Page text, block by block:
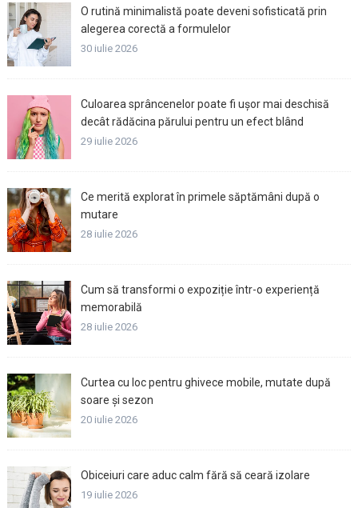
O rutină minimalistă poate deveni sofisticată prin
alegerea corectă a formulelor
30 iulie 2026
Culoarea sprâncenelor poate fi ușor mai deschisă
decât rădăcina părului pentru un efect blând
29 iulie 2026
Ce merită explorat în primele săptămâni după o
mutare
28 iulie 2026
Cum să transformi o expoziție într-o experiență
memorabilă
28 iulie 2026
Curtea cu loc pentru ghivece mobile, mutate după
soare și sezon
20 iulie 2026
Obiceiuri care aduc calm fără să ceară izolare
19 iulie 2026